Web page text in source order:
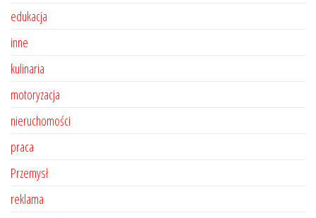
edukacja
inne
kulinaria
motoryzacja
nieruchomości
praca
Przemysł
reklama